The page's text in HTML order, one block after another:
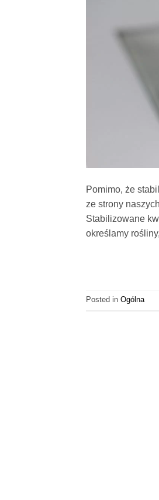
Pomimo, że
ze strony
Stabilizowane
określamy
Posted in Ogólna